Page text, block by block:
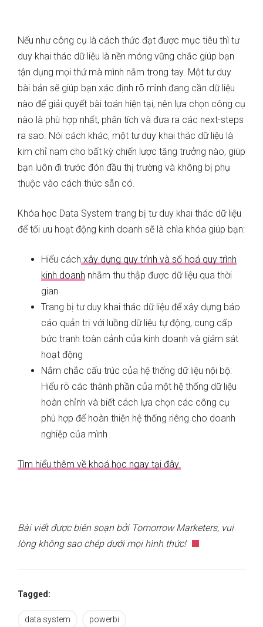
Nếu như công cụ là cách thức đạt được mục tiêu thì tư
duy khai thác dữ liệu là nền móng vững chắc giúp bạn
tận dụng mọi thứ mà mình nắm trong tay. Một tư duy
bài bản sẽ giúp bạn xác định rõ mình đang cần dữ liệu
nào để giải quyết bài toán hiện tại, nên lựa chọn công cụ
nào là phù hợp nhất, phân tích và đưa ra các next-steps
ra sao. Nói cách khác, một tư duy khai thác dữ liệu là
kim chỉ nam cho bất kỳ chiến lược tăng trưởng nào, giúp
bạn luôn đi trước đón đầu thị trường và không bị phụ
thuộc vào cách thức sẵn có.
Khóa học Data System trang bị tư duy khai thác dữ liệu
để tối ưu hoạt động kinh doanh sẽ là chìa khóa giúp bạn:
Hiểu cách xây dựng quy trình và số hoá quy trình
kinh doanh nhằm thu thập được dữ liệu qua thời
gian
Trang bị tư duy khai thác dữ liệu để xây dựng báo
cáo quản trị với luồng dữ liệu tự động, cung cấp
bức tranh toàn cảnh của kinh doanh và giám sát
hoạt động
Nắm chắc cấu trúc của hệ thống dữ liệu nội bộ:
Hiểu rõ các thành phần của một hệ thống dữ liệu
hoàn chỉnh và biết cách lựa chọn các công cụ
phù hợp để hoàn thiện hệ thống riêng cho doanh
nghiệp của mình
Tìm hiểu thêm về khoá học ngay tại đây.
Bài viết được biên soạn bởi Tomorrow Marketers, vui
lòng không sao chép dưới mọi hình thức!
Tagged:
data system powerbi